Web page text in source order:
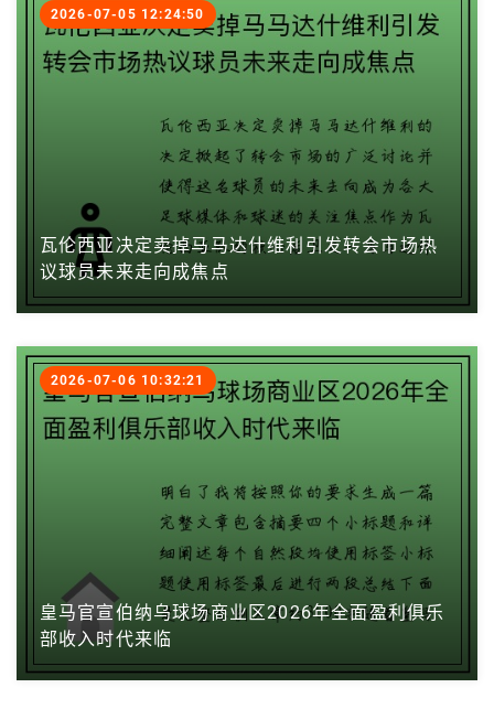
瓦伦西亚决定卖掉马马达什维利引发转会市场热
议球员未来走向成焦点
2026-07-05 12:24:50
皇马官宣伯纳乌球场商业区2026年全面盈利俱乐
部收入时代来临
2026-07-06 10:32:21